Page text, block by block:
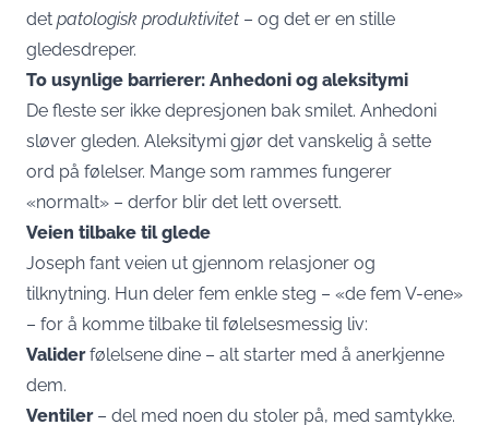
det patologisk produktivitet – og det er en stille
gledesdreper.
To usynlige barrierer: Anhedoni og aleksitymi
De fleste ser ikke depresjonen bak smilet. Anhedoni
sløver gleden. Aleksitymi gjør det vanskelig å sette
ord på følelser. Mange som rammes fungerer
«normalt» – derfor blir det lett oversett.
Veien tilbake til glede
Joseph fant veien ut gjennom relasjoner og
tilknytning. Hun deler fem enkle steg – «de fem V-ene»
– for å komme tilbake til følelsesmessig liv:
Validerfølelsene dine – alt starter med å anerkjenne
dem.
Ventiler– del med noen du stoler på, med samtykke.